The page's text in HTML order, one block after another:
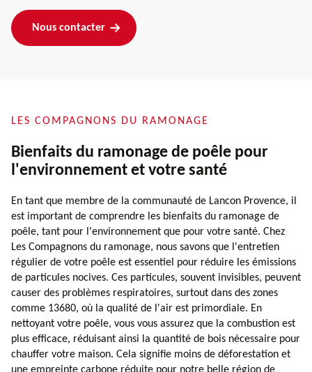
Nous contacter
LES COMPAGNONS DU RAMONAGE
Bienfaits du ramonage de poêle pour
l'environnement et votre santé
En tant que membre de la communauté de Lancon Provence, il
est important de comprendre les bienfaits du ramonage de
poêle, tant pour l'environnement que pour votre santé. Chez
Les Compagnons du ramonage, nous savons que l'entretien
régulier de votre poêle est essentiel pour réduire les émissions
de particules nocives. Ces particules, souvent invisibles, peuvent
causer des problèmes respiratoires, surtout dans des zones
comme 13680, où la qualité de l'air est primordiale. En
nettoyant votre poêle, vous vous assurez que la combustion est
plus efficace, réduisant ainsi la quantité de bois nécessaire pour
chauffer votre maison. Cela signifie moins de déforestation et
une empreinte carbone réduite pour notre belle région de